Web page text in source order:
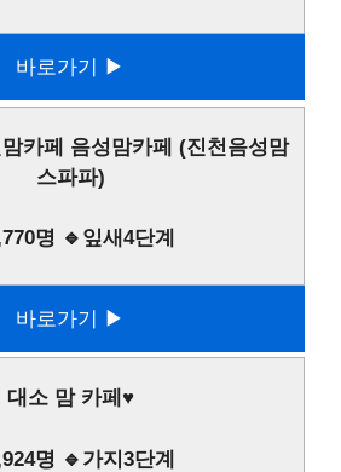
바로가기 ▶
카페 음성맘카페 (진천음성맘
스파파)
명 🔹잎새4단계
바로가기 ▶
대소 맘 카페♥
명 🔹가지3단계